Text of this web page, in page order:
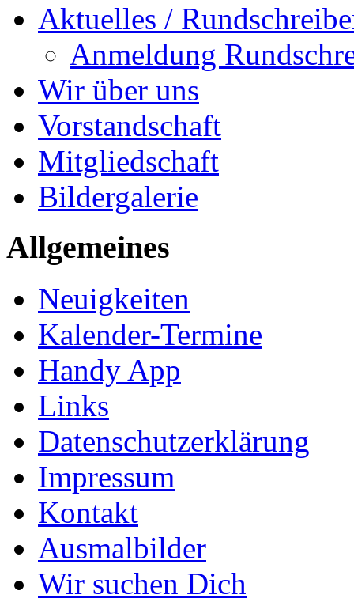
Aktuelles /
Anmeldung
Wir über uns
Vorstandschaft
Mitgliedschaft
Bildergalerie
Allgemeines
Neuigkeiten
Kalender-Termine
Handy App
Links
Datenschutzerklärung
Impressum
Kontakt
Ausmalbilder
Wir suchen Dich